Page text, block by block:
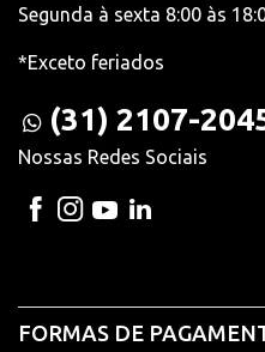
Segunda à sexta 8:00 às
*Exceto feriados
(31) 2107-
Nossas Redes Sociais
FORMAS DE